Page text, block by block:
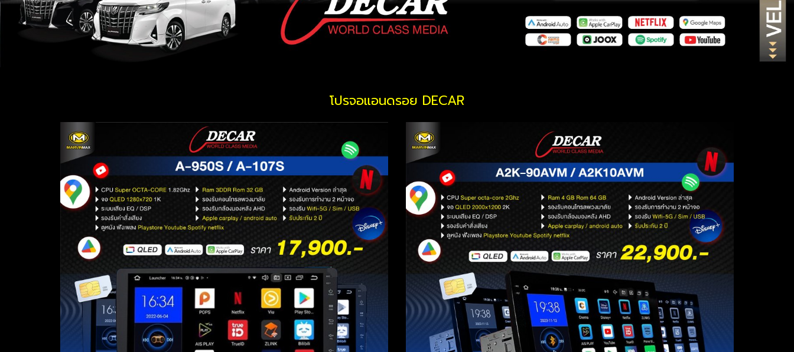
โปรจอแอนดรอย DECAR